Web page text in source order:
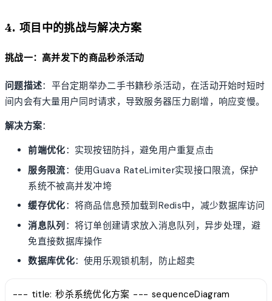
4. 项目中的挑战与解决方案
挑战一：高并发下的商品秒杀活动
问题描述：平台定期举办二手书籍秒杀活动，在活动开始时短时
间内会有大量用户同时请求，导致服务器压力剧增，响应变慢。
解决方案：
前端优化：实现按钮防抖，避免用户重复点击
服务限流：使用Guava RateLimiter实现接口限流，保护
系统不被高并发冲垮
缓存优化：将商品信息预加载到Redis中，减少数据库访问
消息队列 ：将订单创建请求放入消息队列，异步处理，避
免直接数据库操作
数据库优化：使用乐观锁机制，防止超卖
--- title: 秒杀系统优化方案 --- sequenceDiagram